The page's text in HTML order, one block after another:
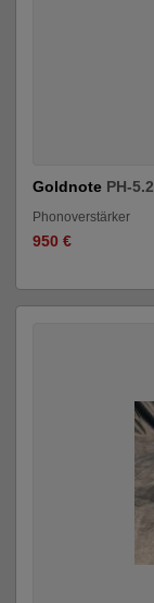
Goldnote PH-5.2
Phonoverstärker
950 €